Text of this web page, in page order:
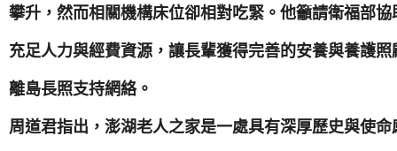
攀升，然而相關機構床位卻相對吃緊。他籲請衛福部
充足人力與經費資源，讓長輩獲得完善的安養與養護
離島長照支持網絡。
周道君指出，澎湖老人之家是一處具有深厚歷史與使